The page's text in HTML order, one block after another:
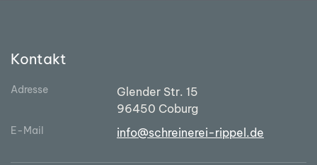
Kontakt
Adresse
Glender Str. 15
96450 Coburg
E-Mail info@schreinerei-rippel.de